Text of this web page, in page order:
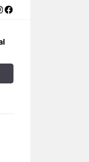
Facebook